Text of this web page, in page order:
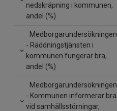
nedskräpning i kommunen,
andel (%)
Medborgarundersökningen
- Räddningstjänsten i
kommunen fungerar bra,
andel (%)
Medborgarundersökningen
- Kommunen informerar bra
vid samhällsstörningar,